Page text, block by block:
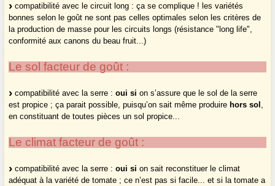
compatibilité avec le circuit long : ça se complique ! les variétés
bonnes selon le goût ne sont pas celles optimales selon les critères de
la production de masse pour les circuits longs (résistance "long life",
conformité aux canons du beau fruit...)
Le sol facteur de goût :
compatibilité avec la serre :oui si on s’assure que le sol de la serre
est propice ; ça parait possible, puisqu’on sait même produire hors sol ,
en constituant de toutes pièces un sol propice...
Le climat facteur de goût :
compatibilité avec la serre :oui si on sait reconstituer le climat
adéquat à la variété de tomate ; ce n’est pas si facile... et si la tomate a